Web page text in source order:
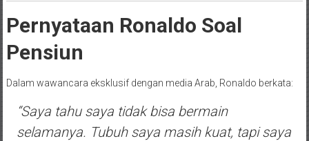
Pernyataan Ronaldo Soal
Pensiun
Dalam wawancara eksklusif dengan media Arab, Ronaldo berkata:
“Saya tahu saya tidak bisa bermain
selamanya. Tubuh saya masih kuat, tapi saya